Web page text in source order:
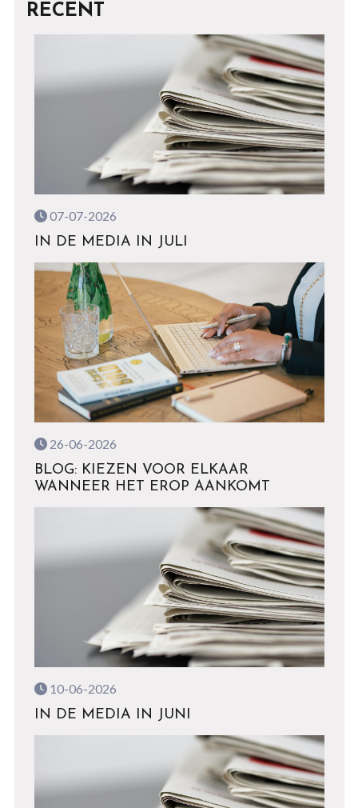
RECENT
07-07-2026
IN DE MEDIA IN JULI
26-06-2026
BLOG: KIEZEN VOOR ELKAAR
WANNEER HET EROP AANKOMT
10-06-2026
IN DE MEDIA IN JUNI